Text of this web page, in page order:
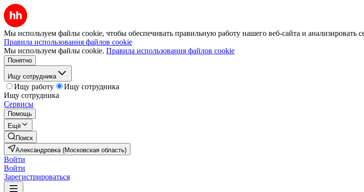
Мы используем файлы cookie, чтобы обеспечивать правильную работу нашего веб-сайта и анализировать
Правила использования файлов cookie
Мы используем файлы cookie. Правила использования файлов cookie
Понятно
Ищу сотрудника
Ищу работу
Ищу сотрудника
Ищу сотрудника
Сервисы
Помощь
Ещё
Поиск
Александровка (Московская область)
Войти
Войти
Зарегистрироваться